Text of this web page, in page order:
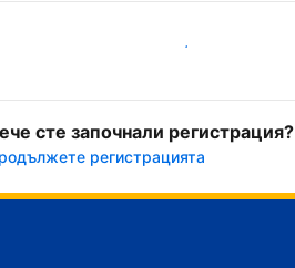
Начало
сте започнали регистрация?
регистрацията